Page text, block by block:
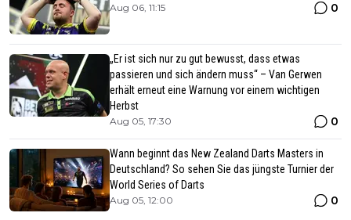
Aug 06, 11:15 0
„Er ist sich nur zu gut bewusst, dass etwas
passieren und sich ändern muss“ – Van Gerwen
erhält erneut eine Warnung vor einem wichtigen
Herbst
Aug 05, 17:30 0
Wann beginnt das New Zealand Darts Masters in
Deutschland? So sehen Sie das jüngste Turnier der
World Series of Darts
Aug 05, 12:00 0